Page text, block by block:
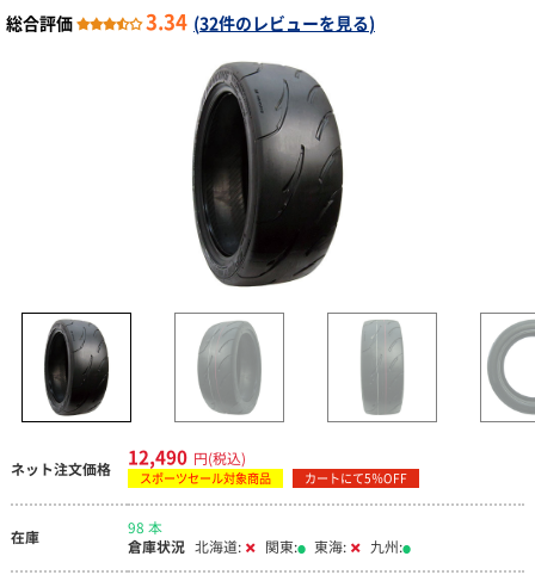
総合評価
3.34 (32件のレビューを見る)
ネット注文価格 12,490 円(税込)
スポーツセール対象商品 カートにて5％OFF
在庫
98 本
倉庫状況 北海道: 関東: 東海: 九州: